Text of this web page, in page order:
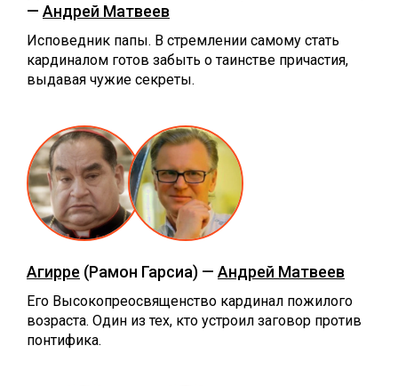
— Андрей Матвеев
Исповедник папы. В стремлении самому стать
кардиналом готов забыть о таинстве причастия,
выдавая чужие секреты.
Агирре (Рамон Гарсиа) — Андрей Матвеев
Его Высокопреосвященство кардинал пожилого
возраста. Один из тех, кто устроил заговор против
понтифика.